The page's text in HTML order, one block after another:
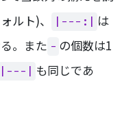
ルト)、 |---:|
は
。また - の個数は1
|---|
も同じであ